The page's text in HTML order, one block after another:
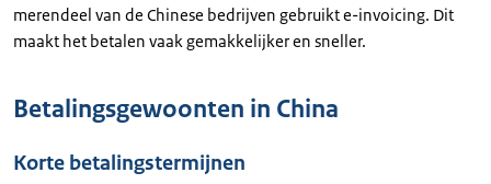
merendeel van de Chinese bedrijven gebruikt e-invoicing. Dit
maakt het betalen vaak gemakkelijker en sneller.
Betalingsgewoonten in China
Korte betalingstermijnen